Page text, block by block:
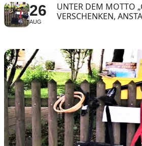
26
AUG
UNTER DEM MOTTO
VERSCHENKEN,